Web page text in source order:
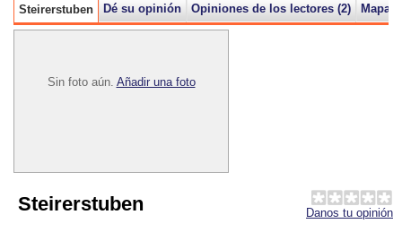
Steirerstuben Dé su opinión Opiniones de los lectores (2) Mapa
Sin foto aún. Añadir una foto
Danos tu opinión
Steirerstuben